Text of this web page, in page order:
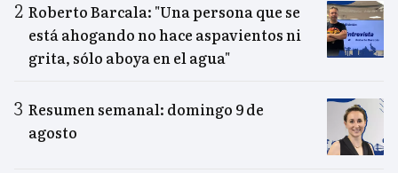
Roberto Barcala: "Una persona que se
está ahogando no hace aspavientos ni
grita, sólo aboya en el agua"
Resumen semanal: domingo 9 de
agosto